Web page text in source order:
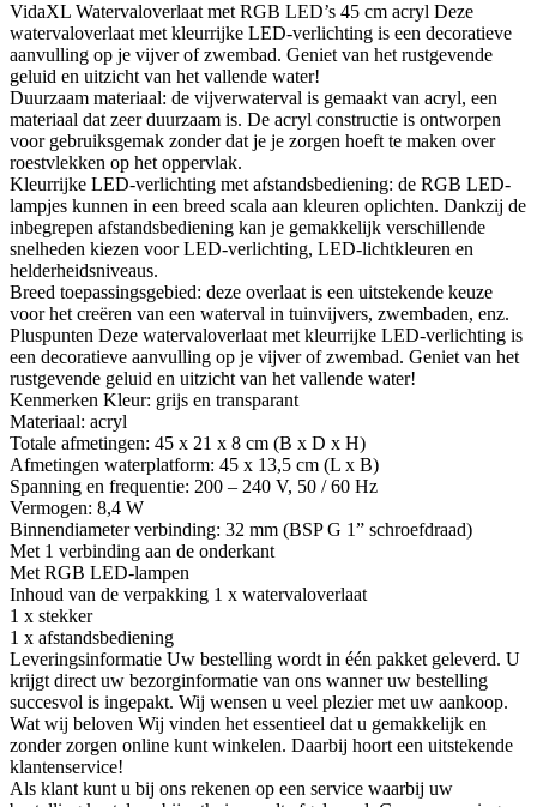
VidaXL Watervaloverlaat met RGB LED’s 45 cm acryl Deze
watervaloverlaat met kleurrijke LED-verlichting is een decoratieve
aanvulling op je vijver of zwembad. Geniet van het rustgevende
geluid en uitzicht van het vallende water!
Duurzaam materiaal: de vijverwaterval is gemaakt van acryl, een
materiaal dat zeer duurzaam is. De acryl constructie is ontworpen
voor gebruiksgemak zonder dat je je zorgen hoeft te maken over
roestvlekken op het oppervlak.
Kleurrijke LED-verlichting met afstandsbediening: de RGB LED-
lampjes kunnen in een breed scala aan kleuren oplichten. Dankzij de
inbegrepen afstandsbediening kan je gemakkelijk verschillende
snelheden kiezen voor LED-verlichting, LED-lichtkleuren en
helderheidsniveaus.
Breed toepassingsgebied: deze overlaat is een uitstekende keuze
voor het creëren van een waterval in tuinvijvers, zwembaden, enz.
Pluspunten Deze watervaloverlaat met kleurrijke LED-verlichting is
een decoratieve aanvulling op je vijver of zwembad. Geniet van het
rustgevende geluid en uitzicht van het vallende water!
Kenmerken Kleur: grijs en transparant
Materiaal: acryl
Totale afmetingen: 45 x 21 x 8 cm (B x D x H)
Afmetingen waterplatform: 45 x 13,5 cm (L x B)
Spanning en frequentie: 200 – 240 V, 50 / 60 Hz
Vermogen: 8,4 W
Binnendiameter verbinding: 32 mm (BSP G 1” schroefdraad)
Met 1 verbinding aan de onderkant
Met RGB LED-lampen
Inhoud van de verpakking 1 x watervaloverlaat
1 x stekker
1 x afstandsbediening
Leveringsinformatie Uw bestelling wordt in één pakket geleverd. U
krijgt direct uw bezorginformatie van ons wanner uw bestelling
succesvol is ingepakt. Wij wensen u veel plezier met uw aankoop.
Wat wij beloven Wij vinden het essentieel dat u gemakkelijk en
zonder zorgen online kunt winkelen. Daarbij hoort een uitstekende
klantenservice!
Als klant kunt u bij ons rekenen op een service waarbij uw